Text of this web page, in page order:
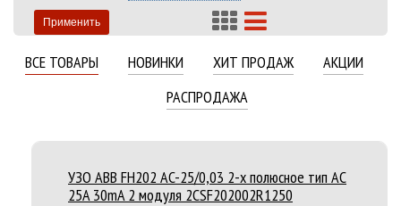
Применить
ВСЕ ТОВАРЫ НОВИНКИ ХИТ ПРОДАЖ
АКЦИИ
РАСПРОДАЖА
УЗО ABB FH202 AC-25/0,03 2-х полюсное тип AC
25A 30mA 2 модуля 2CSF202002R1250